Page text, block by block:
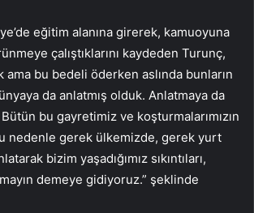
eğitim alanına girerek, kamuoyuna
çalıştıklarını kaydeden Turunç,
ama bu bedeli öderken aslında bunların
da anlatmış olduk. Anlatmaya da
bu gayretimiz ve koşturmalarımızın
nedenle gerek ülkemizde, gerek yurt
bizim yaşadığımız sıkıntıları,
demeye gidiyoruz.” şeklinde